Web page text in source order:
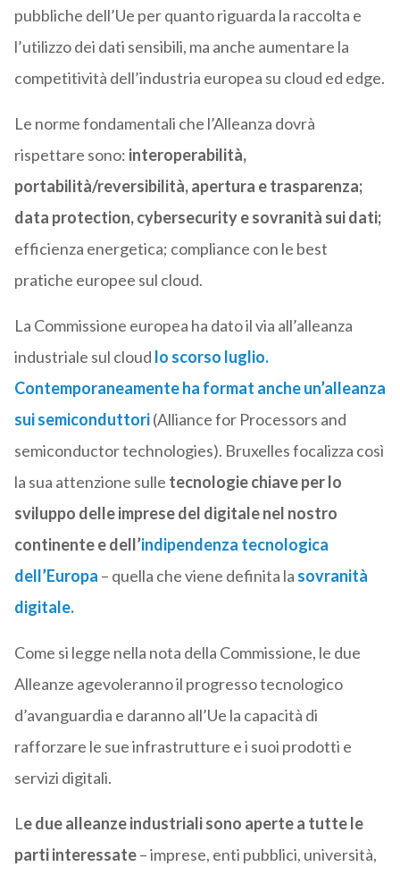
pubbliche dell’Ue per quanto riguarda la raccolta e
l’utilizzo dei dati sensibili, ma anche aumentare la
competitività dell’industria europea su cloud ed edge.
Le norme fondamentali che l’Alleanza dovrà
rispettare sono: interoperabilità,
portabilità/reversibilità, apertura e trasparenza;
data protection, cybersecurity e sovranità sui dati;
efficienza energetica; compliance con le best
pratiche europee sul cloud.
La Commissione europea ha dato il via all’alleanza
industriale sul cloud lo scorso luglio.
Contemporaneamente ha format anche un’alleanza
sui semiconduttori(Alliance for Processors and
semiconductor technologies). Bruxelles focalizza così
la sua attenzione sulle tecnologie chiave per lo
sviluppo delle imprese del digitale nel nostro
continente e dell’indipendenza tecnologica
dell’Europa – quella che viene definita la sovranità
digitale.
Come si legge nella nota della Commissione, le due
Alleanze agevoleranno il progresso tecnologico
d’avanguardia e daranno all’Ue la capacità di
rafforzare le sue infrastrutture e i suoi prodotti e
servizi digitali.
Le due alleanze industriali sono aperte a tutte le
parti interessate– imprese, enti pubblici, università,